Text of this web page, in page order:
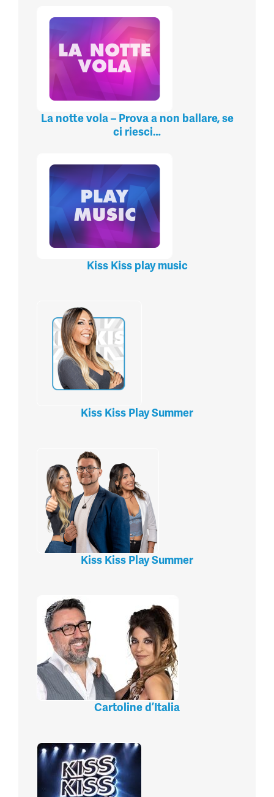
La notte vola – Prova a non ballare, se
ci riesci…
Kiss Kiss play music
Kiss Kiss Play Summer
Kiss Kiss Play Summer
Cartoline d’Italia